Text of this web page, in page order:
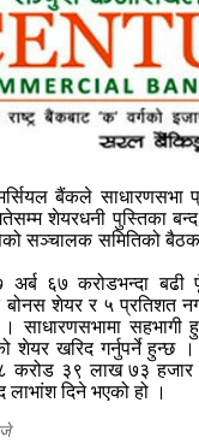
बैंकले साधारणसभा
शेयरधनी पुस्तिका
सञ्चालक समितिको
६७ करोडभन्दा बढी
शेयर र ५ प्रतिशत
साधारणसभामा सहभागी
शेयर खरिद गर्नुपर्ने हुन्छ
३९ लाख ७३ हजार
लाभांश दिने भएको हो ।